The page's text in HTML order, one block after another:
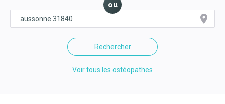
ou
Rechercher
Voir tous les ostéopathes